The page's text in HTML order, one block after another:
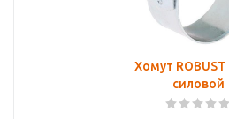
Хомут
силовой